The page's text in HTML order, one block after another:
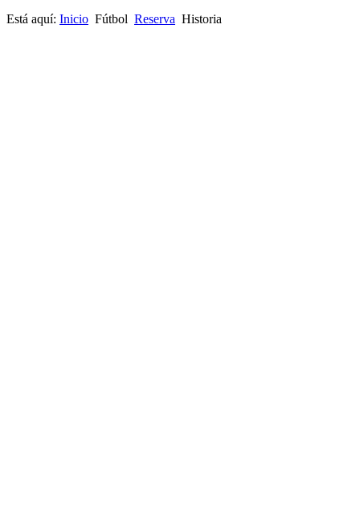
Está aquí: Inicio Fútbol Reserva Historia